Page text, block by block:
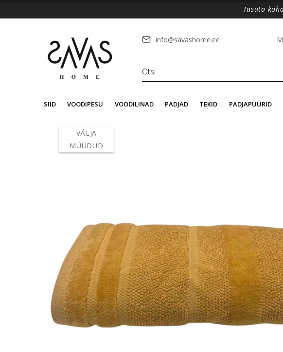
Tasuta
info@savashome.ee
SIID VOODIPESU VOODILINAD PADJAD TEKID PADJAPÜÜRID
VÄLJA
MÜÜDUD